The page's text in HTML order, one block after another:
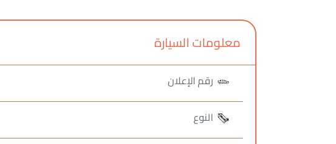
معلومات السيارة
رقم الإعلان
النوع